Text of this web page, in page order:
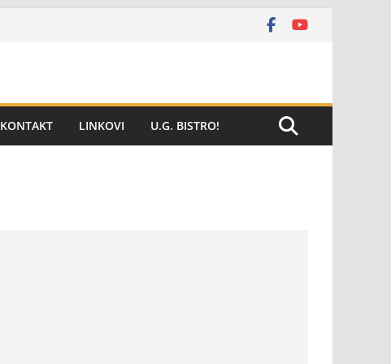
KONTAKT LINKOVI U.G. BISTRO!